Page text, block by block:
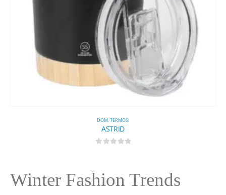
DOM,TERMOSI
ASTRID
Winter Fashion Trends